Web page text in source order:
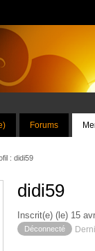
Forums
: didi59
didi59
Inscrit(e) (le) 15
Déconnecté